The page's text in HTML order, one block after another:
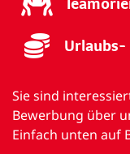
Urlaubs-
Sie sind
Bewerbung über
Einfach unten auf